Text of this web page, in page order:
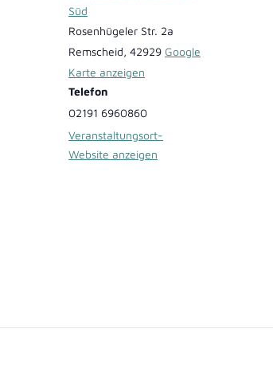
Süd
Rosenhügeler Str. 2a
Remscheid, 42929 Google
Karte anzeigen
Telefon
02191 6960860
Veranstaltungsort-
Website anzeigen